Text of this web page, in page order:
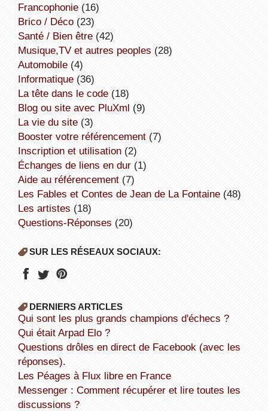
Francophonie(16)
Brico / Déco(23)
Santé / Bien être(42)
Musique,TV et autres peoples (28)
Automobile(4)
informatique(36)
la tête dans le code(18)
Blog ou site avec PluXml (9)
la vie du site(3)
booster votre référencement(7)
inscription et utilisation(2)
échanges de liens en dur(1)
aide au référencement(7)
Les Fables et Contes de Jean de La Fontaine(48)
Les artistes (18)
Questions-Réponses (20)
SUR LES RÉSEAUX SOCIAUX:
DERNIERS ARTICLES
Qui sont les plus grands champions d'échecs ?
Qui était Arpad Elo ?
Questions drôles en direct de Facebook (avec les
réponses).
Les Péages à Flux libre en France
Messenger : Comment récupérer et lire toutes les
discussions ?